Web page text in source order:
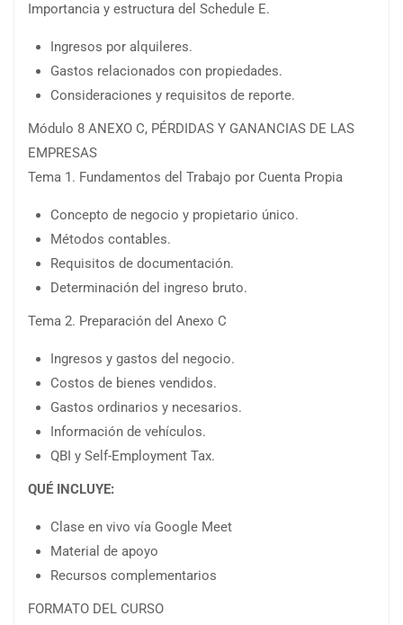
Importancia y estructura del Schedule E.
Ingresos por alquileres.
Gastos relacionados con propiedades.
Consideraciones y requisitos de reporte.
Módulo 8 ANEXO C, PÉRDIDAS Y GANANCIAS DE LAS
EMPRESAS
Tema 1. Fundamentos del Trabajo por Cuenta Propia
Concepto de negocio y propietario único.
Métodos contables.
Requisitos de documentación.
Determinación del ingreso bruto.
Tema 2. Preparación del Anexo C
Ingresos y gastos del negocio.
Costos de bienes vendidos.
Gastos ordinarios y necesarios.
Información de vehículos.
QBI y Self-Employment Tax.
QUÉ INCLUYE:
Clase en vivo vía Google Meet
Material de apoyo
Recursos complementarios
FORMATO DEL CURSO